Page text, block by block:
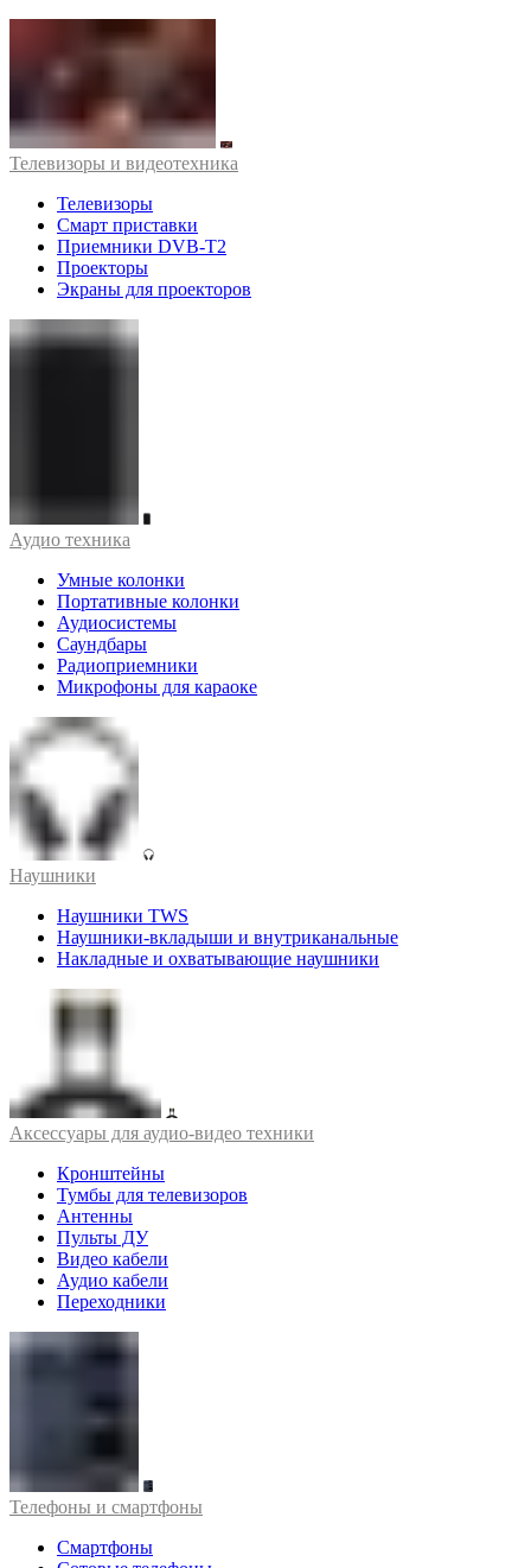
Телевизоры и видеотехника
Телевизоры
Смарт приставки
Приемники DVB-T2
Проекторы
Экраны для проекторов
Аудио техника
Умные колонки
Портативные колонки
Аудиосистемы
Саундбары
Радиоприемники
Микрофоны для караоке
Наушники
Наушники TWS
Наушники-вкладыши и внутриканальные
Накладные и охватывающие наушники
Аксессуары для аудио-видео техники
Кронштейны
Тумбы для телевизоров
Антенны
Пульты ДУ
Видео кабели
Аудио кабели
Переходники
Телефоны и смартфоны
Смартфоны